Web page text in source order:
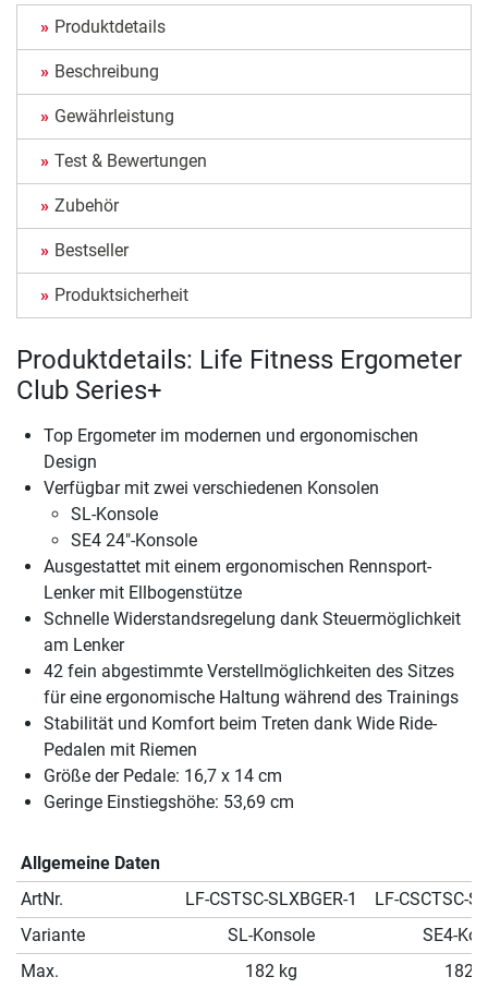
Produktdetails
Beschreibung
Gewährleistung
Test & Bewertungen
Zubehör
Bestseller
Produktsicherheit
Produktdetails: Life Fitness Ergometer
Club Series+
Top Ergometer im modernen und ergonomischen
Design
Verfügbar mit zwei verschiedenen Konsolen
SL-Konsole
SE4 24"-Konsole
Ausgestattet mit einem ergonomischen Rennsport-
Lenker mit Ellbogenstütze
Schnelle Widerstandsregelung dank Steuermöglichkeit
am Lenker
42 fein abgestimmte Verstellmöglichkeiten des Sitzes
für eine ergonomische Haltung während des Trainings
Stabilität und Komfort beim Treten dank Wide Ride-
Pedalen mit Riemen
Größe der Pedale: 16,7 x 14 cm
Geringe Einstiegshöhe: 53,69 cm
Allgemeine Daten
ArtNr.
LF-CSTSC-SLXBGER-1
LF-CSCTSC-
Variante
SL-Konsole
SE4-
Max.
182 kg 182